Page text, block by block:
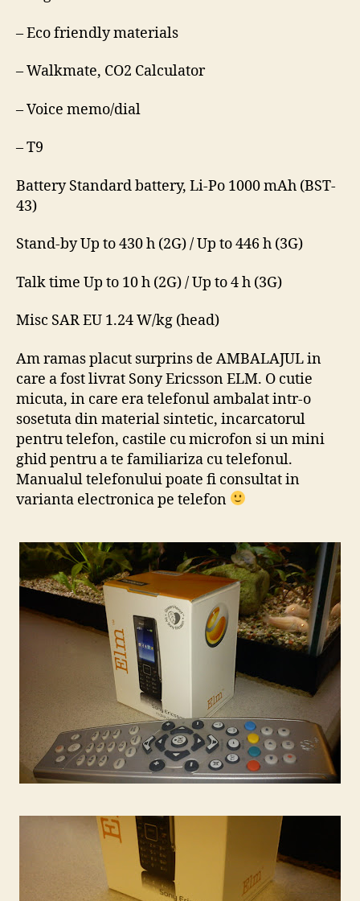
– Eco friendly materials
– Walkmate, CO2 Calculator
– Voice memo/dial
– T9
Battery Standard battery, Li-Po 1000 mAh (BST-
43)
Stand-by Up to 430 h (2G) / Up to 446 h (3G)
Talk time Up to 10 h (2G) / Up to 4 h (3G)
Misc SAR EU 1.24 W/kg (head)
Am ramas placut surprins de AMBALAJUL in
care a fost livrat Sony Ericsson ELM. O cutie
micuta, in care era telefonul ambalat intr-o
sosetuta din material sintetic, incarcatorul
pentru telefon, castile cu microfon si un mini
ghid pentru a te familiariza cu telefonul.
Manualul telefonului poate fi consultat in
varianta electronica pe telefon